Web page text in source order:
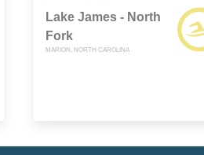
Lake James - North
Fork
MARION, NORTH CAROLINA